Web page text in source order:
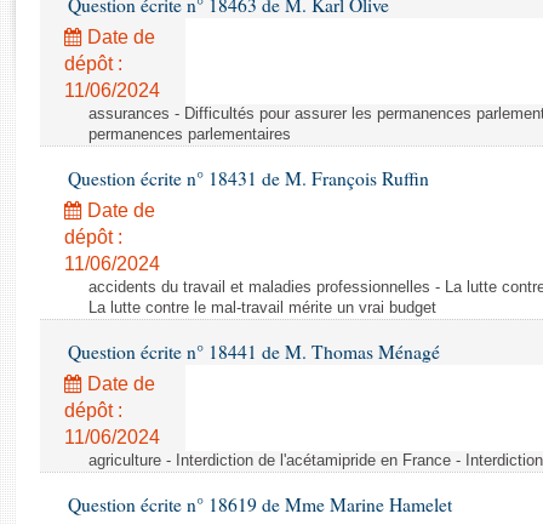
Rapports d'enquête
Rapports législatifs
Rapports sur l'application des lois
Baromètre de l’application des lois
Budget et sécurité sociale
Questions écrites et orales
Comptes rendus des débats
Question écrite n° 18463 de M. Karl Olive
Date de
dépôt :
11/06/2024
assurances - Difficultés pour assurer les permanences
permanences parlementaires
Question écrite n° 18431 de M. François Ruffin
Date de
dépôt :
11/06/2024
accidents du travail et maladies professionnelles - La lutte
La lutte contre le mal-travail mérite un vrai budget
Question écrite n° 18441 de M. Thomas Ménagé
Date de
dépôt :
11/06/2024
agriculture - Interdiction de l'acétamipride en France -
Question écrite n° 18619 de Mme Marine Hamelet